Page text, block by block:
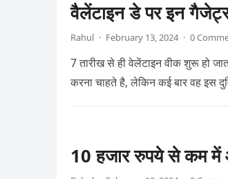
वैलेंटाइन डे पर इन
Rahul · February 13, 2024 · 0
7 तारीख से ही वेलेंटाइन वीक शुरू हो
करना चाहते है, लेकिन कई बार वह इस
10 हजार रुपये से कम में